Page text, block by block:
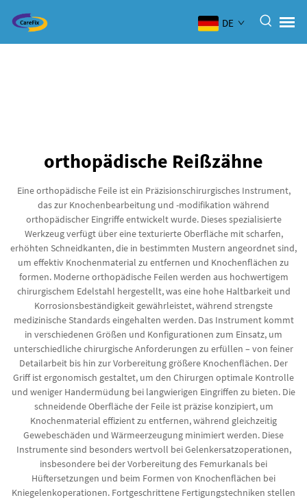
DE
orthopädische Reißzähne
Eine orthopädische Feile ist ein Präzisionschirurgisches Instrument,
das zur Knochenbearbeitung und -modifikation während
orthopädischer Eingriffe entwickelt wurde. Dieses spezialisierte
Werkzeug verfügt über eine texturierte Oberfläche mit scharfen,
erhöhten Schneidkanten, die in bestimmten Mustern angeordnet sind,
um effektiv Knochenmaterial zu entfernen und Knochenflächen zu
formen. Moderne orthopädische Feilen werden aus hochwertigem
chirurgischem Edelstahl hergestellt, was eine hohe Haltbarkeit und
Korrosionsbeständigkeit gewährleistet, während strengste
medizinische Standards eingehalten werden. Das Instrument kommt
in verschiedenen Größen und Konfigurationen zum Einsatz, um
unterschiedliche chirurgische Anforderungen zu erfüllen – von feiner
Detailarbeit bis hin zur Vorbereitung größere Knochenflächen. Der
Griff ist ergonomisch gestaltet, um den Chirurgen optimale Kontrolle
und weniger Handermüdung bei langwierigen Eingriffen zu bieten. Die
schneidende Oberfläche der Feile ist präzise konzipiert, um
Knochenmaterial effizient zu entfernen, während gleichzeitig
Gewebeschäden und Wärmeerzeugung minimiert werden. Diese
Instrumente sind besonders wertvoll bei Gelenkersatzoperationen,
insbesondere bei der Vorbereitung des Femurkanals bei
Hüftersetzungen und beim Formen von Knochenflächen bei
Kniegelenkoperationen. Fortgeschrittene Fertigungstechniken stellen